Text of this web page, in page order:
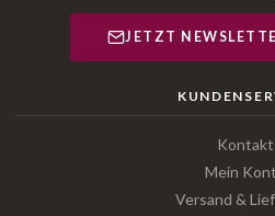
JETZT
Kontakt
Mein
Versand &